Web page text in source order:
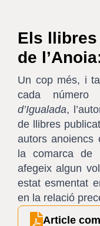
Els
de
Un cop més, i
cada
d’Igualada,
de llibres
autors anoiencs
la comarca de
afegeix algun
estat esmentat
en la relació
Article